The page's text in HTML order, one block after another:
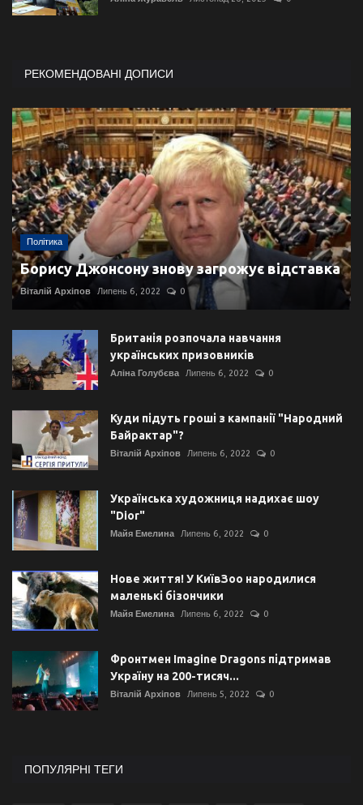
РЕКОМЕНДОВАНІ ДОПИСИ
Політика
Борису Джонсону знову загрожує відставка
Віталій Архіпов Липень 6, 2022 0
Британія розпочала навчання
українських призовників
Аліна Голубєва Липень 6, 2022 0
Куди підуть гроші з кампанії "Народний
Байрактар"?
Віталій Архіпов Липень 6, 2022 0
Українська художниця надихає шоу
"Dior"
Майя Емелина Липень 6, 2022 0
Нове життя! У КиївЗоо народилися
маленькі бізончики
Майя Емелина Липень 6, 2022 0
Фронтмен Imagine Dragons підтримав
Україну на 200-тисяч...
Віталій Архіпов Липень 5, 2022 0
ПОПУЛЯРНІ ТЕГИ